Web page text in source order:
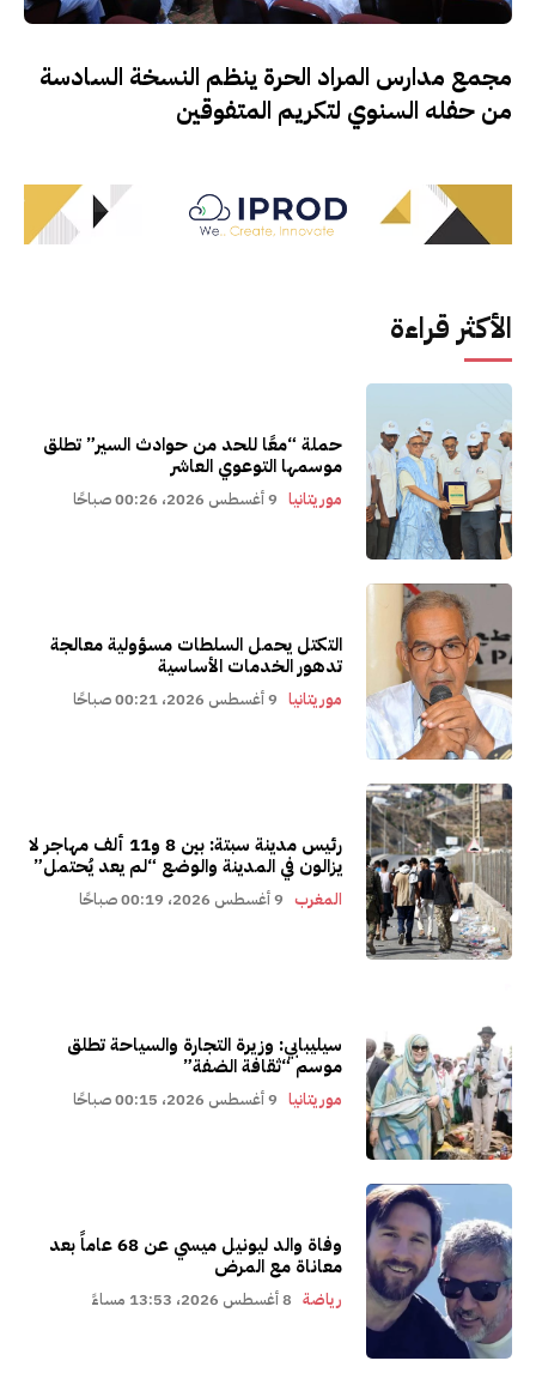
مجمع مدارس المراد الحرة ينظم النسخة السادسة
من حفله السنوي لتكريم المتفوقين
الأكثر قراءة
حملة “معًا للحد من حوادث السير” تطلق
موسمها التوعوي العاشر
موريتانيا 9 أغسطس 2026، 00:26 صباحًا
التكتل يحمل السلطات مسؤولية معالجة
تدهور الخدمات الأساسية
موريتانيا 9 أغسطس 2026، 00:21 صباحًا
رئيس مدينة سبتة: بين 8 و11 ألف مهاجر لا
يزالون في المدينة والوضع “لم يعد يُحتمل”
المغرب 9 أغسطس 2026، 00:19 صباحًا
سيليبابي: وزيرة التجارة والسياحة تطلق
موسم “ثقافة الضفة”
موريتانيا 9 أغسطس 2026، 00:15 صباحًا
وفاة والد ليونيل ميسي عن 68 عاماً بعد
معاناة مع المرض
رياضة 8 أغسطس 2026، 13:53 مساءً